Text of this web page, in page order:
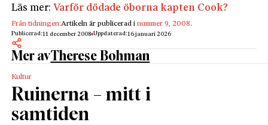
Läs mer: Varför dödade öborna kapten Cook?
Från tidningen:Artikeln är publicerad inummer 9, 2008.
Publicerad:11 december 2008 Uppdaterad:16 januari 2026
Mer avTherese Bohman
Kultur
Ruinerna – mitt i
samtiden